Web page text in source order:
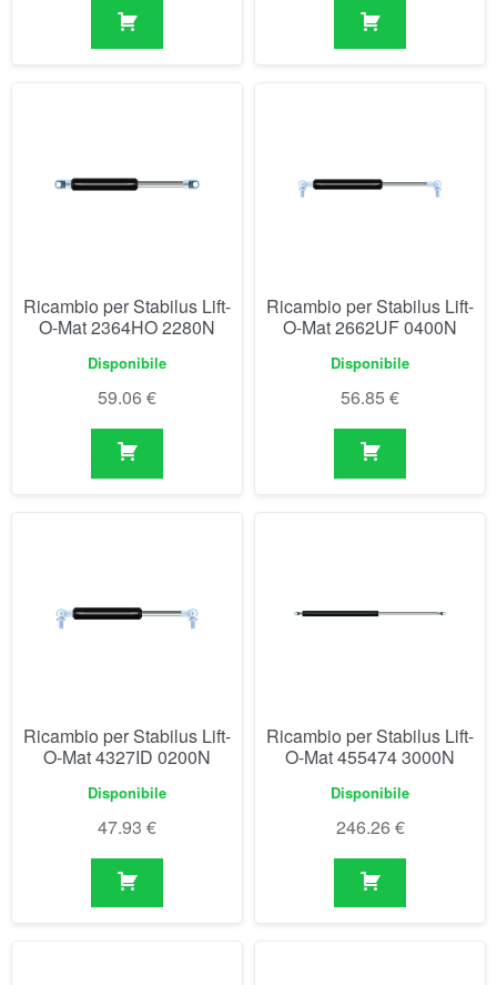
Ricambio per Stabilus Lift-
O-Mat 2364HO 2280N
Disponibile
59.06 €
Ricambio per Stabilus Lift-
O-Mat 2662UF 0400N
Disponibile
56.85 €
Ricambio per Stabilus Lift-
O-Mat 4327ID 0200N
Disponibile
47.93 €
Ricambio per Stabilus Lift-
O-Mat 455474 3000N
Disponibile
246.26 €